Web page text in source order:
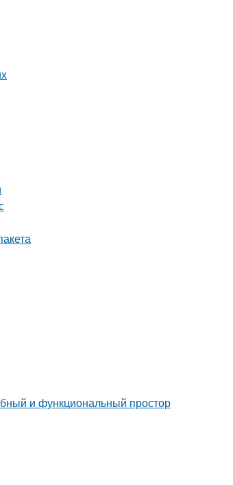
и функциональный простор